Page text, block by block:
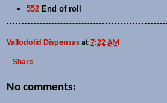
552 End of roll
Vallodolid Dispensas at 7:22 AM
Share
No comments: